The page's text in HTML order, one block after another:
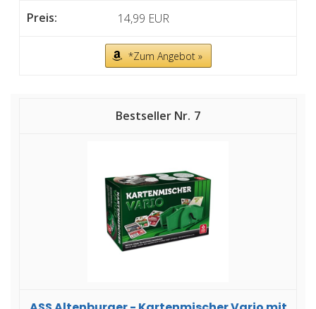
14,99 EUR
*Zum Angebot »
7